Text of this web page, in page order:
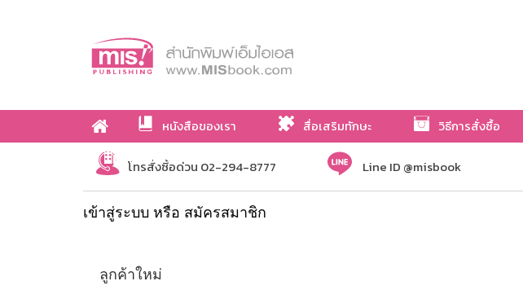
หนังสือของเรา สื่อเสริมทักษะ วิธีการสั่งซื้อ
เกี่ยวกับเรา
โทรสั่งซื้อด่วน 02-294-8777 Line ID @misbook
เข้าสู่ระบบ หรือ สมัครสมาชิก
ลูกค้าใหม่